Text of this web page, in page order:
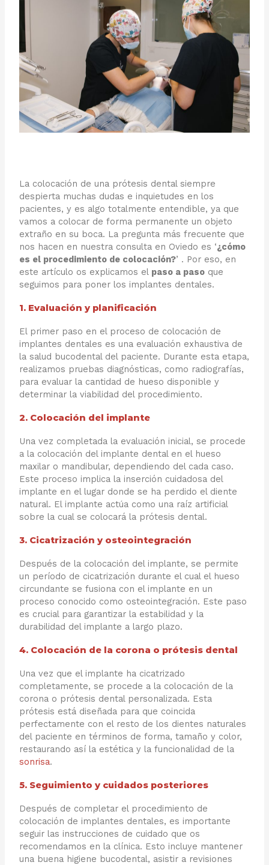
La colocación de una prótesis dental siempre
despierta muchas dudas e inquietudes en los
pacientes, y es algo totalmente entendible, ya que
vamos a colocar de forma permanente un objeto
extraño en su boca. La pregunta más frecuente que
nos hacen en nuestra consulta en Oviedo es ‘¿cómo
es el procedimiento de colocación?’ . Por eso, en
este artículo os explicamos el paso a paso que
seguimos para poner los implantes dentales.
1. Evaluación y planificación
El primer paso en el proceso de colocación de
implantes dentales es una evaluación exhaustiva de
la salud bucodental del paciente. Durante esta etapa,
realizamos pruebas diagnósticas, como radiografías,
para evaluar la cantidad de hueso disponible y
determinar la viabilidad del procedimiento.
2. Colocación del implante
Una vez completada la evaluación inicial, se procede
a la colocación del implante dental en el hueso
maxilar o mandibular, dependiendo del cada caso.
Este proceso implica la inserción cuidadosa del
implante en el lugar donde se ha perdido el diente
natural. El implante actúa como una raíz artificial
sobre la cual se colocará la prótesis dental.
3. Cicatrización y osteointegración
Después de la colocación del implante, se permite
un período de cicatrización durante el cual el hueso
circundante se fusiona con el implante en un
proceso conocido como osteointegración. Este paso
es crucial para garantizar la estabilidad y la
durabilidad del implante a largo plazo.
4. Colocación de la corona o prótesis dental
Una vez que el implante ha cicatrizado
completamente, se procede a la colocación de la
corona o prótesis dental personalizada. Esta
prótesis está diseñada para que coincida
perfectamente con el resto de los dientes naturales
del paciente en términos de forma, tamaño y color,
restaurando así la estética y la funcionalidad de la
sonrisa.
5. Seguimiento y cuidados posteriores
Después de completar el procedimiento de
colocación de implantes dentales, es importante
seguir las instrucciones de cuidado que os
recomendamos en la clínica. Esto incluye mantener
una buena higiene bucodental, asistir a revisiones